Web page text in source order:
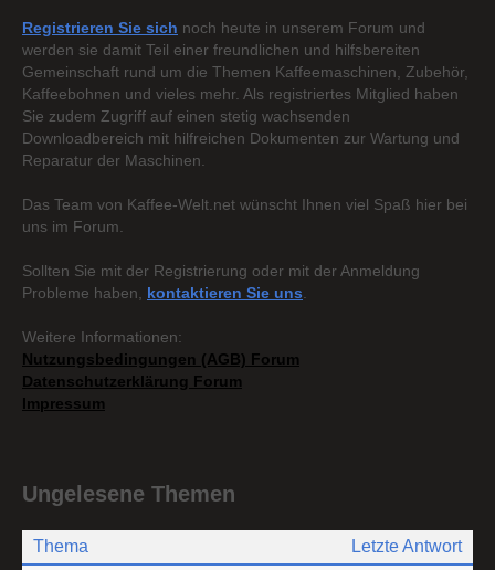
Registrieren Sie sich noch heute in unserem Forum und
werden sie damit Teil einer freundlichen und hilfsbereiten
Gemeinschaft rund um die Themen Kaffeemaschinen, Zubehör,
Kaffeebohnen und vieles mehr. Als registriertes Mitglied haben
Sie zudem Zugriff auf einen stetig wachsenden
Downloadbereich mit hilfreichen Dokumenten zur Wartung und
Reparatur der Maschinen.
Das Team von Kaffee-Welt.net wünscht Ihnen viel Spaß hier bei
uns im Forum.
Sollten Sie mit der Registrierung oder mit der Anmeldung
Probleme haben, kontaktieren Sie uns
Weitere Informationen:
Nutzungsbedingungen (AGB) Forum
Datenschutzerklärung Forum
Impressum
Ungelesene Themen
Thema Letzte Antwort